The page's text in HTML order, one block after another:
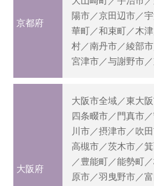
京都府
陽市／京田辺市／
華町／和束町／木
村／南丹市／綾部
宮津市／与謝野市
大阪府
大阪市全域／東大
四条畷市／門真市
川市／摂津市／吹
高槻市／茨木市／
／豊能町／能勢町
原市／羽曳野市／